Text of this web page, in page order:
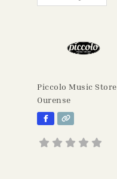
Piccolo Music Store
Ourense